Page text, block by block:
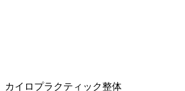
カイロプラクティック整体